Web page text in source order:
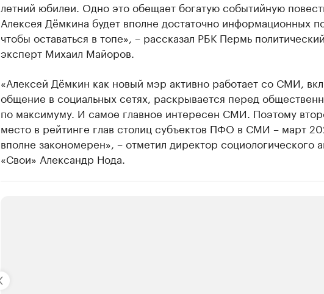
летний юбилеи. Одно это обещает богатую событийную
Алексея Дёмкина будет вполне достаточно информационных
чтобы оставаться в топе», – рассказал РБК Пермь политический
эксперт Михаил Майоров.
«Алексей Дёмкин как новый мэр активно работает со СМИ,
общение в социальных сетях, раскрывается перед
по максимуму. И самое главное интересен СМИ. Поэтому
место в рейтинге глав столиц субъектов ПФО в СМИ – март
вполне закономерен», – отметил директор социологического
«Свои» Александр Нода.